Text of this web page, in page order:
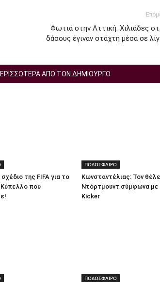
Φωτιά στην Αττική: Χιλιάδες
δάσους έγιναν στάχτη μέσα σε
ΑΠΟ ΤΟΝ ΔΗΜΙΟΥΡΓΟ
της FIFA για το
που
ΠΟΔΟΣΦΑΙΡΟ
Κωνσταντέλιας: Τον
Ντόρτμουντ σύμφωνα με
Kicker
ΠΟΔΟΣΦΑΙΡΟ